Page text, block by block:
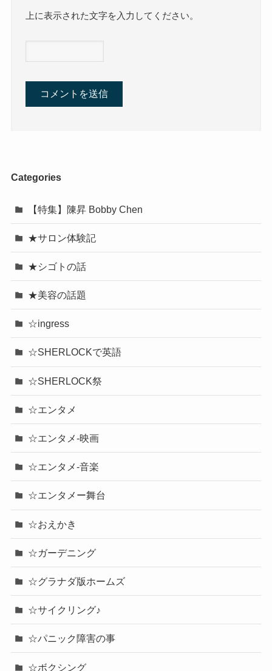
上に表示された文字を入力してください。
Categories
【特集】陳昇 Bobby Chen
★サロン体験記
★シゴトの話
★美容の話題
☆ingress
☆SHERLOCKで英語
☆SHERLOCK祭
☆エンタメ
☆エンタメ-映画
☆エンタメ-音楽
☆エンタメー舞台
☆おえかき
☆ガーデニング
☆グラナダ版ホームズ
☆サイクリング♪
☆パニック障害の事
☆ボクシング